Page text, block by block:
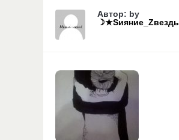
Автор: by